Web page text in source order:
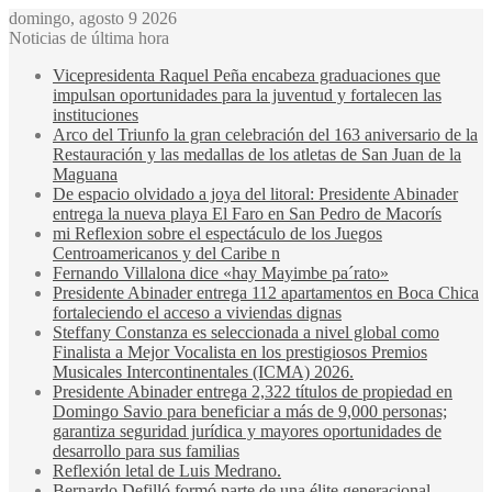
domingo, agosto 9 2026
Noticias de última hora
Vicepresidenta Raquel Peña encabeza graduaciones que
impulsan oportunidades para la juventud y fortalecen las
instituciones
Arco del Triunfo la gran celebración del 163 aniversario de la
Restauración y las medallas de los atletas de San Juan de la
Maguana
De espacio olvidado a joya del litoral: Presidente Abinader
entrega la nueva playa El Faro en San Pedro de Macorís
mi Reflexion sobre el espectáculo de los Juegos
Centroamericanos y del Caribe n
Fernando Villalona dice «hay Mayimbe pa´rato»
Presidente Abinader entrega 112 apartamentos en Boca Chica
fortaleciendo el acceso a viviendas dignas
Steffany Constanza es seleccionada a nivel global como
Finalista a Mejor Vocalista en los prestigiosos Premios
Musicales Intercontinentales (ICMA) 2026.
Presidente Abinader entrega 2,322 títulos de propiedad en
Domingo Savio para beneficiar a más de 9,000 personas;
garantiza seguridad jurídica y mayores oportunidades de
desarrollo para sus familias
Reflexión letal de Luis Medrano.